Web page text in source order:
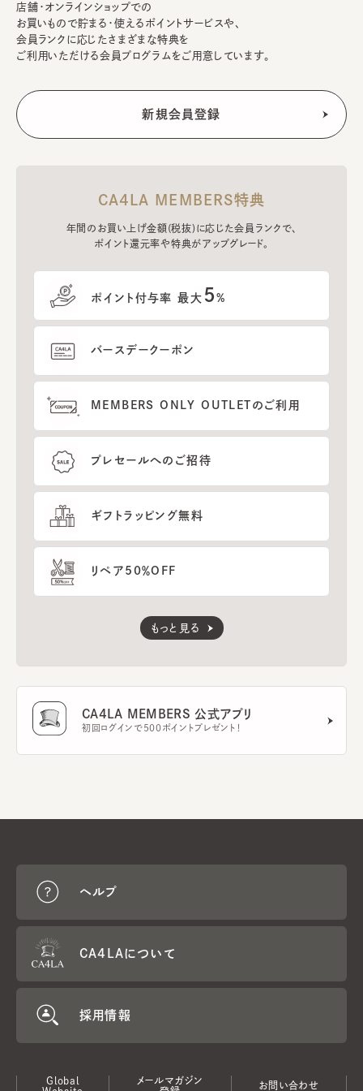
店舗・オンラインショップでの
お買いもので貯まる・使えるポイントサービスや、
会員ランクに応じたさまざまな特典を
ご利用いただける会員プログラムをご用意しています。
CA4LA MEMBERS特典
年間のお買い上げ金額(税抜)に応じた会員ランクで、
ポイント還元率や特典がアップグレード。
ポイント付与率 最大 5%
バースデークーポン
MEMBERS ONLY OUTLETのご利用
プレセールへのご招待
ギフトラッピング無料
リペア50％OFF
もっと見る
CA4LA MEMBERS 公式アプリ
初回ログインで500ポイントプレゼント！
ヘルプ
CA4LAについて
採用情報
Global
メールマガジン
お問い合わせ